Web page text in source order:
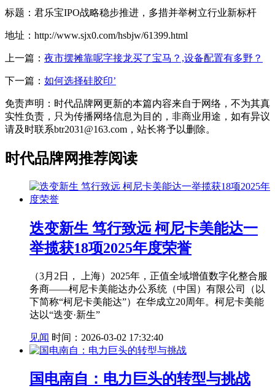
标题：君乐宝IPO战略稳步推进，多措并举树立行业新标杆
地址：http://www.sjx0.com/hsbjw/61399.html
上一篇： 夜市摆摊靠呢字接龙买了宝马？,设备配置有多野？
下一篇： 如何选择硅胶印’
免责声明：时代品牌网更新的本篇内容来自于网络，不为其真
实性负责，只为传播网络信息为目的，非商业用途，如有异议
请及时联系btr2031@163.com，站长将予以删除。
时代品牌网推荐阅读
迭变新生 笃行致远 柯尼卡美能达一
举揽获18项2025年度荣誉
（3月2日， 上海）2025年，正值全域增值数字化整合服
务商——柯尼卡美能达办公系统（中国）有限公司（以
下简称“柯尼卡美能达”）在华成立20周年。柯尼卡美能
达以“迭变·新生”
见闻 时间：2026-03-02 17:32:40
国电南自：电力巨头的转型与挑战